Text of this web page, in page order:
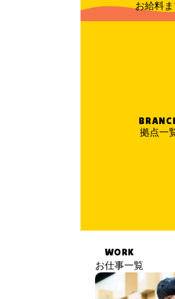
お給料
拠点一
WORK
お仕事一覧